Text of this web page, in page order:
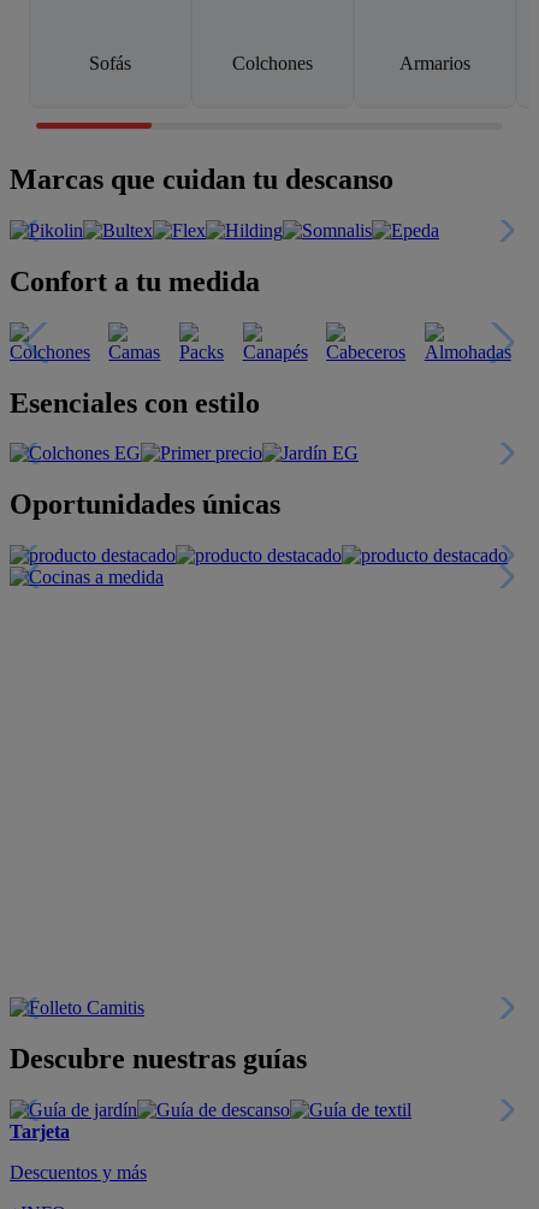
Sofás Colchones Armarios
Marcas que cuidan tu descanso
Confort a tu medida
Esenciales con estilo
Oportunidades únicas
Descubre nuestras guías
Tarjeta
Descuentos y más